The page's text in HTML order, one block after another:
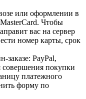
или оформлении в
Чтобы
вас на сервер
номер карты, срок
заказе: PayPal,
покупки
платежного
форму по